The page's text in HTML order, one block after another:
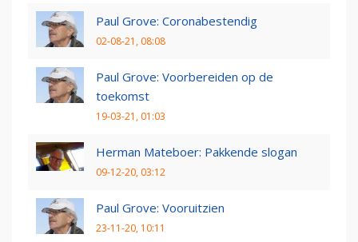
Paul Grove: Coronabestendig
02-08-21, 08:08
Paul Grove: Voorbereiden op de
toekomst
19-03-21, 01:03
Herman Mateboer: Pakkende slogan
09-12-20, 03:12
Paul Grove: Vooruitzien
23-11-20, 10:11